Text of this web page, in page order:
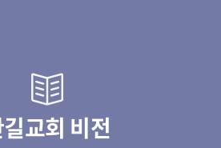
교회 비전